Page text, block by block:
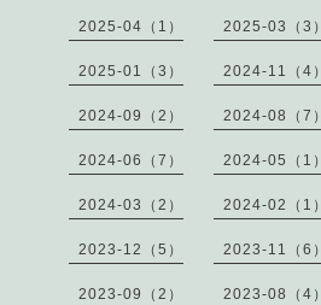
2025-04（1） 2025-03（3）
2025-01（3） 2024-11（4）
2024-09（2） 2024-08（7）
2024-06（7） 2024-05（1）
2024-03（2） 2024-02（1）
2023-12（5） 2023-11（6）
2023-09（2） 2023-08（4）